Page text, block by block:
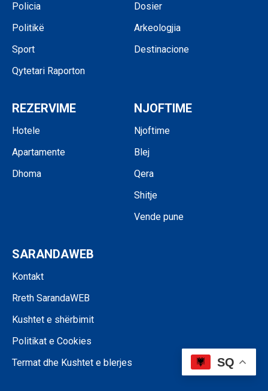
Policia
Politikë
Sport
Qytetari Raporton
Dosier
Arkeologjia
Destinacione
REZERVIME
Hotele
Apartamente
Dhoma
NJOFTIME
Njoftime
Blej
Qera
Shitje
Vende pune
SARANDAWEB
Kontakt
Rreth SarandaWEB
Kushtet e shërbimit
Politikat e Cookies
Termat dhe Kushtet e blerjes
SQ